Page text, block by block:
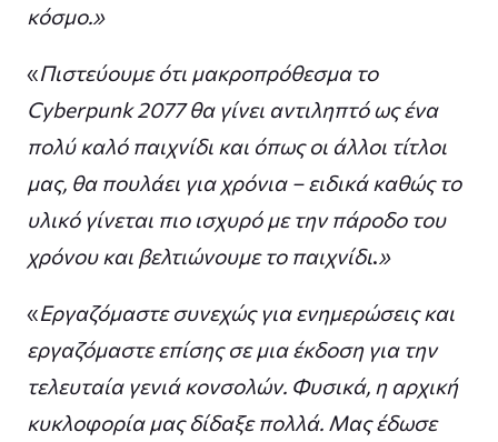
κόσμο.»
«Πιστεύουμε ότι μακροπρόθεσμα το
Cyberpunk 2077 θα γίνει αντιληπτό ως ένα
πολύ καλό παιχνίδι και όπως οι άλλοι τίτλοι
μας, θα πουλάει για χρόνια – ειδικά καθώς το
υλικό γίνεται πιο ισχυρό με την πάροδο του
χρόνου και βελτιώνουμε το παιχνίδι.»
«Εργαζόμαστε συνεχώς για ενημερώσεις και
εργαζόμαστε επίσης σε μια έκδοση για την
τελευταία γενιά κονσολών. Φυσικά, η αρχική
κυκλοφορία μας δίδαξε πολλά. Μας έδωσε